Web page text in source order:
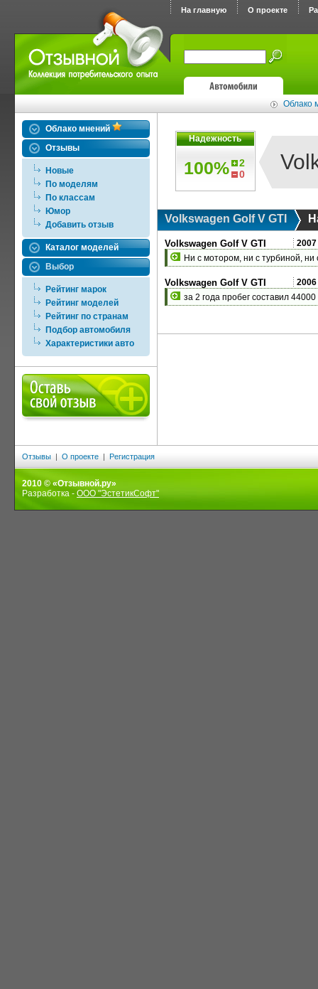
На главную О проекте
Облако
Облако мнений
Отзывы
Новые
По моделям
По классам
Юмор
Добавить отзыв
Каталог моделей
Выбор
Рейтинг марок
Рейтинг моделей
Рейтинг по странам
Подбор автомобиля
Характеристики авто
Надежность
100%
2
0
Volkswagen Golf V GTI
Volkswagen Golf V GTI
2007
Ни с мотором, ни с турбиной, ни
Volkswagen Golf V GTI
2006
за 2 года пробег составил
Отзывы | О проекте | Регистрация
2010 © «Отзывной.ру»
Разработка - ООО "ЭстетикСофт"